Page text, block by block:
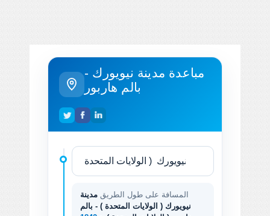
مباعدة مدينة نيويورك -
بالم هاربور
المسافة على طول الطريق مدينة
نيويورك ( الولايات المتحدة ) - بالم